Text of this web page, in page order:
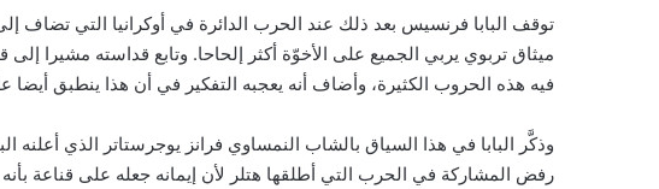
توقف البابا فرنسيس بعد ذلك عند الحرب الدائرة في أوكرانيا التي تضاف
ميثاق تربوي يربي الجميع على الأخوّة أكثر إلحاحا. وتابع قداسته مشيرا
فيه هذه الحروب الكثيرة، وأضاف أنه يعجبه التفكير في أن هذا ينطبق
وذكَّر البابا في هذا السياق بالشاب النمساوي فرانز يوجرستاتر الذي أعلنه
رفض المشاركة في الحرب التي أطلقها هتلر لأن إيمانه جعله على قناعة